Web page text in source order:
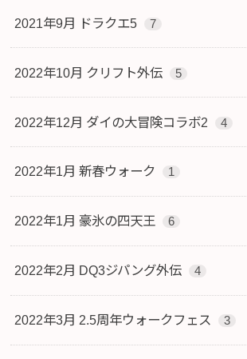
2021年9月 ドラクエ5 7
2022年10月 クリフト外伝 5
2022年12月 ダイの大冒険コラボ2 4
2022年1月 新春ウォーク 1
2022年1月 豪氷の四天王 6
2022年2月 DQ3ジパング外伝 4
2022年3月 2.5周年ウォークフェス 3